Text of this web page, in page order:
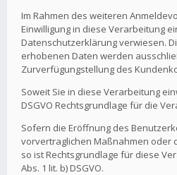
Im Rahmen des weiteren
Einwilligung in diese Verarbeitung
Datenschutzerklärung verwiesen.
erhobenen Daten werden
Zurverfügungstellung des
Soweit Sie in diese Verarbeitung
DSGVO Rechtsgrundlage für die
Sofern die Eröffnung des
vorvertraglichen Maßnahmen oder
so ist Rechtsgrundlage für diese
Abs. 1 lit. b) DSGVO.